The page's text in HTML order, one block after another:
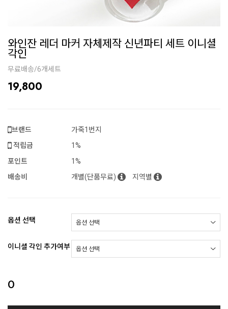
와인잔 레더 마커 자체제작 신년파티 세트 이니셜
각인
무료배송/6개세트
19,800
브랜드
가죽1번지
적립금
1%
포인트
1%
배송비
개별(단품무료) 지역별
옵션 선택
이니셜 각인 추가여부
0